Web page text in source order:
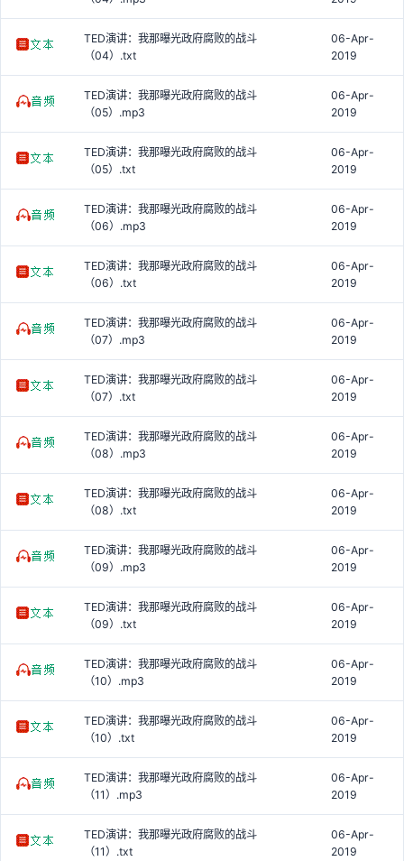
TED演讲：我那曝光政府腐败的战斗
（04）.txt
06-Apr-
2019
TED演讲：我那曝光政府腐败的战斗
（05）.mp3
06-Apr-
2019
TED演讲：我那曝光政府腐败的战斗
（05）.txt
06-Apr-
2019
TED演讲：我那曝光政府腐败的战斗
（06）.mp3
06-Apr-
2019
TED演讲：我那曝光政府腐败的战斗
（06）.txt
06-Apr-
2019
TED演讲：我那曝光政府腐败的战斗
（07）.mp3
06-Apr-
2019
TED演讲：我那曝光政府腐败的战斗
（07）.txt
06-Apr-
2019
TED演讲：我那曝光政府腐败的战斗
（08）.mp3
06-Apr-
2019
TED演讲：我那曝光政府腐败的战斗
（08）.txt
06-Apr-
2019
TED演讲：我那曝光政府腐败的战斗
（09）.mp3
06-Apr-
2019
TED演讲：我那曝光政府腐败的战斗
（09）.txt
06-Apr-
2019
TED演讲：我那曝光政府腐败的战斗
（10）.mp3
06-Apr-
2019
TED演讲：我那曝光政府腐败的战斗
（10）.txt
06-Apr-
2019
TED演讲：我那曝光政府腐败的战斗
（11）.mp3
06-Apr-
2019
TED演讲：我那曝光政府腐败的战斗
（11）.txt
06-Apr-
2019